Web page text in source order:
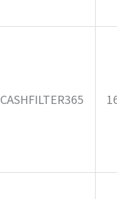
CASHFILTER365